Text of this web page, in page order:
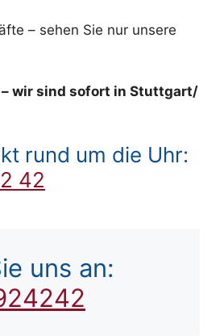
– sehen Sie nur unsere
wir sind sofort in Stuttgart/
rund um die Uhr:
42
uns an: